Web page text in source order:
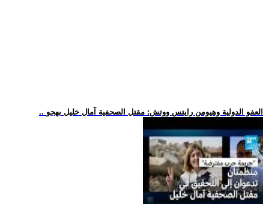
.. العفو الدولية وهيومن رايتس ووتش: مقتل الصحفية آمال خليل بهجو